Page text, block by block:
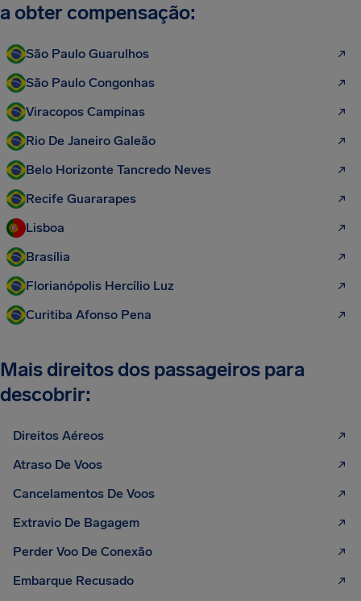
a obter compensação:
São Paulo Guarulhos
São Paulo Congonhas
Viracopos Campinas
Rio De Janeiro Galeão
Belo Horizonte Tancredo Neves
Recife Guararapes
Lisboa
Brasília
Florianópolis Hercílio Luz
Curitiba Afonso Pena
Mais direitos dos passageiros para
descobrir:
Direitos Aéreos
Atraso De Voos
Cancelamentos De Voos
Extravio De Bagagem
Perder Voo De Conexão
Embarque Recusado